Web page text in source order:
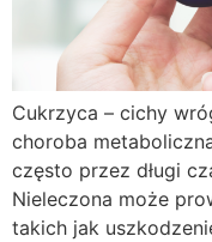
Cukrzyca – cichy
choroba
często przez długi
Nieleczona może
takich jak